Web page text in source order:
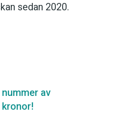
sedan 2020.
av